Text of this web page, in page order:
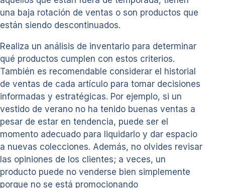
una baja rotación de ventas o son productos que
están siendo descontinuados.
Realiza un análisis de inventario para determinar
qué productos cumplen con estos criterios.
También es recomendable considerar el historial
de ventas de cada artículo para tomar decisiones
informadas y estratégicas. Por ejemplo, si un
vestido de verano no ha tenido buenas ventas a
pesar de estar en tendencia, puede ser el
momento adecuado para liquidarlo y dar espacio
a nuevas colecciones. Además, no olvides revisar
las opiniones de los clientes; a veces, un
producto puede no venderse bien simplemente
porque no se está promocionando